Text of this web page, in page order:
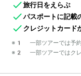
旅行日をえらぶ
パスポートに記載
クレジットカード
※1 一部ツアーでは予約
※2 一部ツアーではクレ